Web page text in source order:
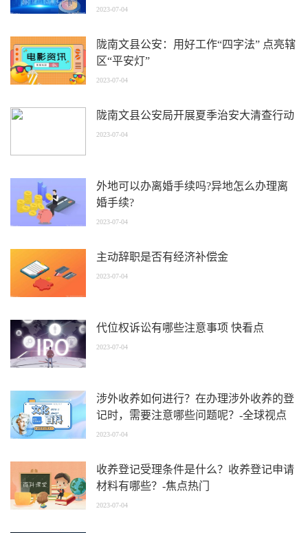
2023-07-04
陇南文县公安：用好工作“四字法” 点亮辖
区“平安灯”
2023-07-04
陇南文县公安局开展夏季治安大清查行动
2023-07-04
外地可以办离婚手续吗?异地怎么办理离
婚手续?
2023-07-04
主动辞职是否有经济补偿金
2023-07-04
代位权诉讼有哪些注意事项 快看点
2023-07-04
涉外收养如何进行？在办理涉外收养的登
记时，需要注意哪些问题呢？-全球视点
2023-07-04
收养登记受理条件是什么？收养登记申请
材料有哪些？-焦点热门
2023-07-04